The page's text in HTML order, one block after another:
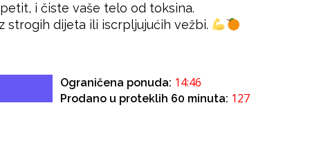
i čiste vaše telo od toksina.
strogih dijeta ili iscrpljujućih vežbi.
Ograničena ponuda: 14:46
Prodano u proteklih 60 minuta: 127